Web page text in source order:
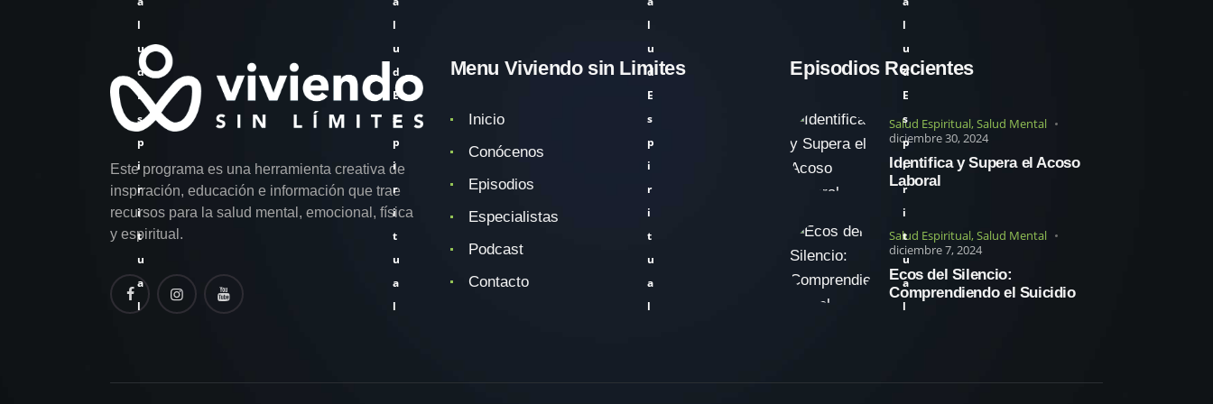
l
u
d
E
s
p
i
r
i
t
u
a
l
l
u
d
E
s
p
i
r
i
t
u
a
l
l
u
d
E
s
p
i
r
i
t
u
a
l
l
u
d
E
s
p
i
r
i
t
u
a
l
Este programa es una herramienta creativa de
inspiración, educación e información que trae
recursos para la salud mental, emocional, física
y espiritual.
Menu Viviendo sin Limites
Inicio
Conócenos
Episodios
Especialistas
Podcast
Contacto
Episodios Recientes
Salud Espiritual,Salud Mental
diciembre 30, 2024
Identifica y Supera el Acoso
Laboral
Salud Espiritual,Salud Mental
diciembre 7, 2024
Ecos del Silencio:
Comprendiendo el Suicidio